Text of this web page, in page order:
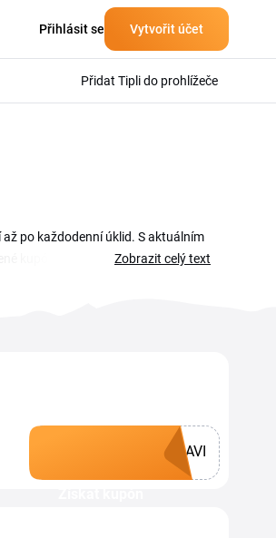
Přihlásit se Vytvořit účet
Přidat Tipli do prohlížeče
po každodenní úklid. S aktuálním
kupóny i tipy, jak je správně
Zobrazit celý text
AVI